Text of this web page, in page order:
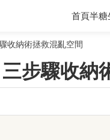
首頁半糖
收納術拯救混亂空間
步驟收納